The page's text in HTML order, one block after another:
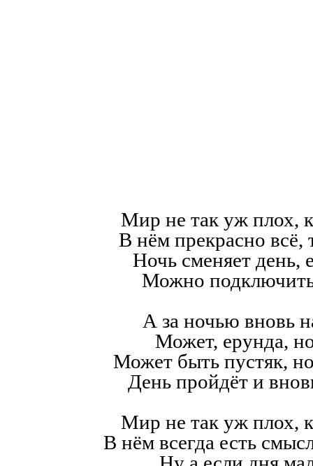
Мир не так уж плох,
В нём прекрасно всё,
Ночь сменяет день,
Можно
А за ночью вновь
Может, ерунда,
Может быть пустяк,
День пройдёт и
Мир не так уж плох,
В нём всегда есть